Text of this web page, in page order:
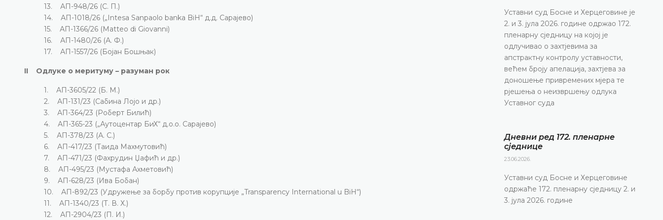
13. АП-948/26 (С. П.)
14. АП-1018/26 („Intesa Sanpaolo banka BiH“ д.д. Сарајево)
15. АП-1366/26 (Matteo di Giovanni)
16. АП-1480/26 (А. Ф.)
17. АП-1557/26 (Бојан Бошњак)
II Одлуке о меритуму – разуман рок
1. АП-3605/22 (Б. М.)
2. АП-131/23 (Сабина Лојо и др.)
3. АП-364/23 (Роберт Билић)
4. АП-365-23 („Аутоцентар БиХ“ д.о.о. Сарајево)
5. АП-378/23 (А. С.)
6. АП-417/23 (Таида Махмутовић)
7. АП-471/23 (Фахрудин Џафић и др.)
8. АП-495/23 (Мустафа Ахметовић)
9. АП-628/23 (Ива Бобан)
10. АП-892/23 (Удружење за борбу против корупције „Transparency International u BiH“)
11. АП-1340/23 (Т. В. Х.)
12. АП-2904/23 (П. И.)
Уставни суд Босне и Херцеговине је
2. и 3. јула 2026. године одржао 172.
пленарну сједницу на којој је
одлучивао о захтјевима за
апстрактну контролу уставности,
већем броју апелација, захтјева за
доношење привремених мјера те
рјешења о неизвршењу одлука
Уставног суда
Дневни ред 172. пленарне
сједнице
23.06.2026.
Уставни суд Босне и Херцеговине
одржаће 172. пленарну сједницу 2. и
3. јула 2026. године